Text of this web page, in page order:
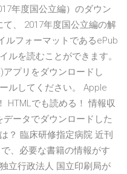
年度国公立編）のダウン
、 2017年度国公立編の解
ルフォーマットであるePub
ルを読むことができます。
プリをダウンロードし
ルしてください。 Apple
HTMLでも読める！ 情報収
ータでダウンロードした
？ 臨床研修指定病院 近刊
、必要な書籍の情報がす
立行政法人 国立印刷局が